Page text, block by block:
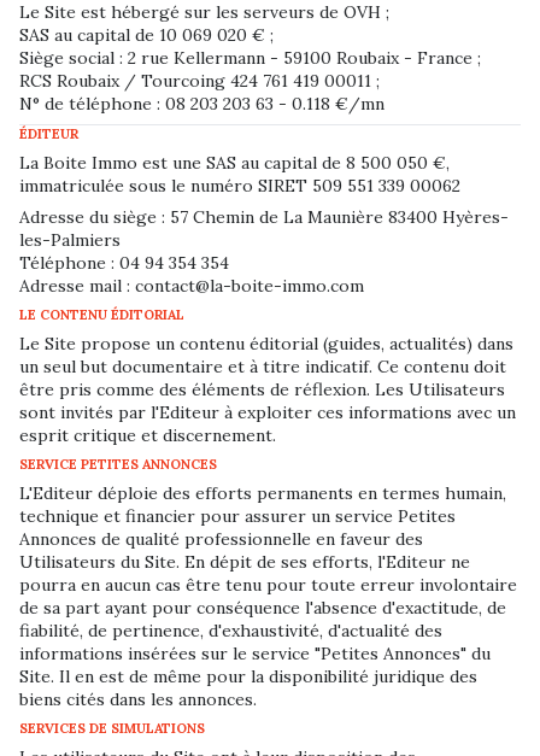
Le Site est hébergé sur les serveurs de OVH ;
SAS au capital de 10 069 020 € ;
Siège social : 2 rue Kellermann - 59100 Roubaix - France ;
RCS Roubaix / Tourcoing 424 761 419 00011 ;
N° de téléphone : 08 203 203 63 - 0.118 €/mn
ÉDITEUR
La Boite Immo est une SAS au capital de 8 500 050 €,
immatriculée sous le numéro SIRET 509 551 339 00062
Adresse du siège : 57 Chemin de La Maunière 83400 Hyères-
les-Palmiers
Téléphone : 04 94 354 354
Adresse mail : contact@la-boite-immo.com
LE CONTENU ÉDITORIAL
Le Site propose un contenu éditorial (guides, actualités) dans
un seul but documentaire et à titre indicatif. Ce contenu doit
être pris comme des éléments de réflexion. Les Utilisateurs
sont invités par l'Editeur à exploiter ces informations avec un
esprit critique et discernement.
SERVICE PETITES ANNONCES
L'Editeur déploie des efforts permanents en termes humain,
technique et financier pour assurer un service Petites
Annonces de qualité professionnelle en faveur des
Utilisateurs du Site. En dépit de ses efforts, l'Editeur ne
pourra en aucun cas être tenu pour toute erreur involontaire
de sa part ayant pour conséquence l'absence d'exactitude, de
fiabilité, de pertinence, d'exhaustivité, d'actualité des
informations insérées sur le service "Petites Annonces" du
Site. Il en est de même pour la disponibilité juridique des
biens cités dans les annonces.
SERVICES DE SIMULATIONS